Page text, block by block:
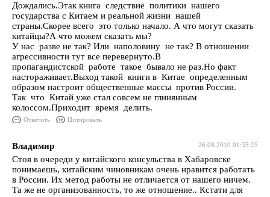
Дождались.Этак книга следствие политики нашего
государства с Китаем и реальной жизни нашей
страны.Скорее всего это только начало. А что могут сказать
китайцы?А что можем сказать мы?
У нас разве не так? Или наполовину не так? В отношении
агрессивности тут все перевернуто.В
пропагандистской работе такое бывало не раз.Но факт
настораживает.Выход такой книги в Китае определенным
образом настроит общественные массы против России.
Так что Китай уже стал совсем не глинянным
колоссом.Приходит время делить.
Ответить Цитировать
26.08.2010 01:35:25
Владимир
Стоя в очереди у китайского консульства в Хабаровске
понимаешь, китайским чиновникам очень нравится работать
в России. Их метод работы не отличается от нашего ничем.
Та же не организованность, то же отношение.. Кстати для